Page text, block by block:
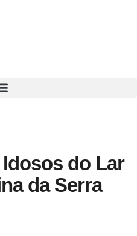
do Lar
da Serra